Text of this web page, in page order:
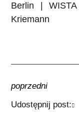
Berlin | WISTA
Kriemann
poprzedni
Udostępnij post: